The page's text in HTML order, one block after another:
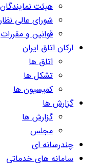
هیئت
شورای عالی
قوانین و مقررات
ارکان اتاق ایران
اتاق ها
تشکل ها
کمیسیون ها
گزارش ها
گزارش ها
مجلس
چندرسانه ای
سامانه های خدماتی